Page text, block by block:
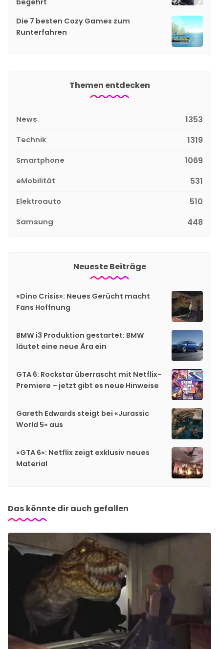
begehrt
Die 7 besten Cozy Games zum
Runterfahren
Themen entdecken
News 1353
Technik 1319
Smartphone 1069
eMobilität 531
Elektroauto 510
Samsung 448
Neueste Beiträge
«Dino Crisis»: Neues Gerücht macht
Fans Hoffnung
BMW i3 Produktion gestartet: BMW
läutet eine neue Ära ein
GTA 6: Rockstar überrascht mit Netflix-
Premiere – jetzt gibt es neue Hinweise
Gareth Edwards steigt bei «Jurassic
World 5» aus
«GTA 6»: Netflix zeigt exklusiv neues
Material
Das könnte dir auch gefallen